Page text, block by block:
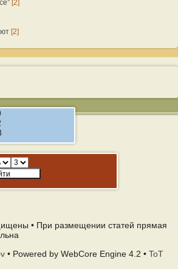
[2]
[2]
• При размещении статей прямая
• Powered by WebCore Engine 4.2 • ToT